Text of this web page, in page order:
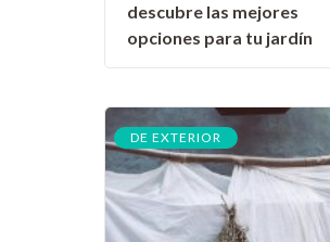
descubre las mejores
opciones para tu jardín
DE EXTERIOR